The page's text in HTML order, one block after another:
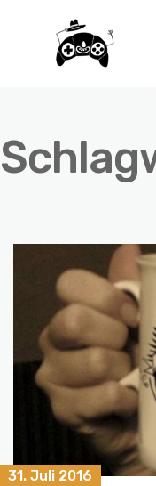
31. Juli 2016